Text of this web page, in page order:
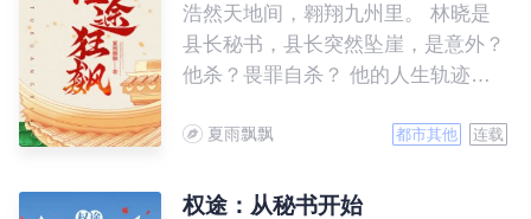
浩然天地间，翱翔九州里。 林晓是
县长秘书，县长突然坠崖，是意外？
他杀？畏罪自杀？ 他的人生轨迹逆
干部，顶头上司是给他戴绿帽的那个
的初恋苗慧。 苗慧唤醒了一个装睡
夏雨飘飘 都市其他 连载
权途：从秘书开始